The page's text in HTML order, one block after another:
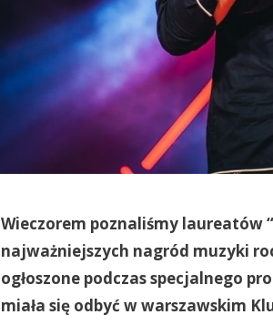
Wieczorem poznaliśmy laureatów
najważniejszych nagród muzyki
ogłoszone podczas specjalnego
miała się odbyć w warszawskim